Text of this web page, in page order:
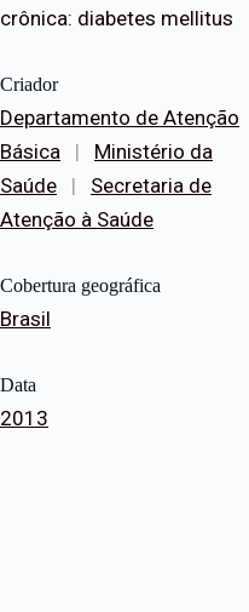
crônica: diabetes mellitus
Criador
Departamento de Atenção
Básica
|
Ministério da
Saúde
|
Secretaria de
Atenção à Saúde
Cobertura geográfica
Brasil
Data
2013